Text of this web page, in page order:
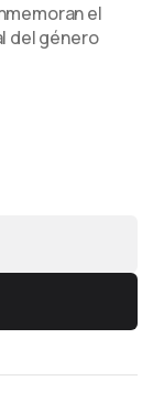
el
del género